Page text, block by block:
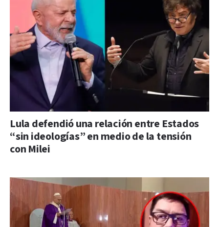
Lula defendió una relación entre Estados
“sin ideologías” en medio de la tensión
con Milei